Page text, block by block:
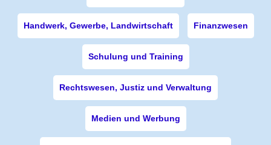
Handwerk, Gewerbe, Landwirtschaft Finanzwesen
Schulung und Training
Rechtswesen, Justiz und Verwaltung
Medien und Werbung